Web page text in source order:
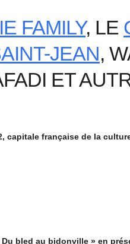
FAMILY, LE
JEAN,
ET
capitale française de la
bled au bidonville » en